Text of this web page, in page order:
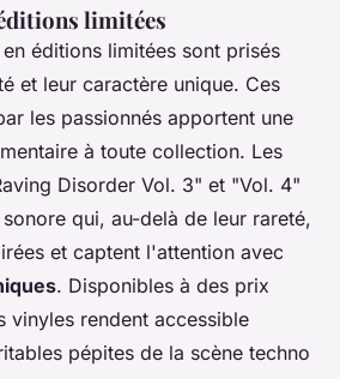
limitées
éditions limitées sont prisés
et leur caractère unique. Ces
les passionnés apportent une
à toute collection. Les
Disorder Vol. 3" et "Vol. 4"
qui, au-delà de leur rareté,
et captent l'attention avec
. Disponibles à des prix
vinyles rendent accessible
pépites de la scène techno